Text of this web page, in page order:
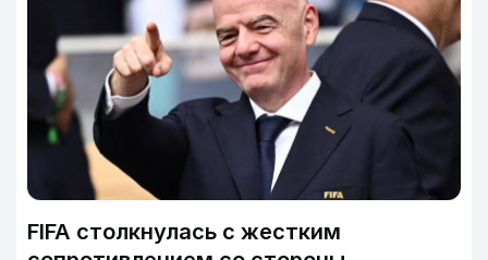
FIFA столкнулась с жестким